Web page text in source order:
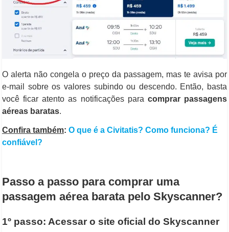
O alerta não congela o preço da passagem, mas te avisa por
e-mail sobre os valores subindo ou descendo. Então, basta
você ficar atento as notificações para comprar passagens
aéreas baratas.
Confira também: O que é a Civitatis? Como funciona? É
confiável?
Passo a passo para comprar uma
passagem aérea barata pelo Skyscanner?
1º passo: Acessar o site oficial do Skyscanner